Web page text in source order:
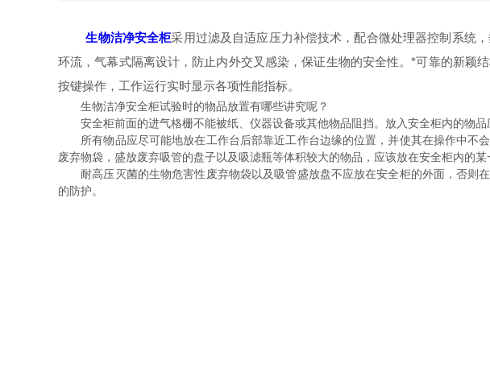
生物洁净安全柜采用过滤及自适应压力补偿技术，配合微处理器控制系统
环流，气幕式隔离设计，防止内外交叉感染，保证生物的安全性。*可靠的新颖
按键操作，工作运行实时显示各项性能指标。
生物洁净安全柜试验时的物品放置有哪些讲究呢？
安全柜前面的进气格栅不能被纸、仪器设备或其他物品阻挡。放入安全柜内的物品
所有物品应尽可能地放在工作台后部靠近工作台边缘的位置，并使其在操作中不
废弃物袋，盛放废弃吸管的盘子以及吸滤瓶等体积较大的物品，应该放在安全柜内的
耐高压灭菌的生物危害性废弃物袋以及吸管盛放盘不应放在安全柜的外面，否则
的防护。